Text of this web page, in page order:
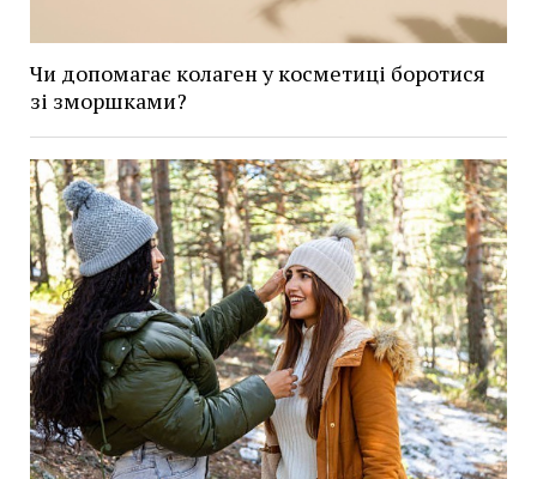
Чи допомагає колаген у косметиці боротися
зі зморшками?